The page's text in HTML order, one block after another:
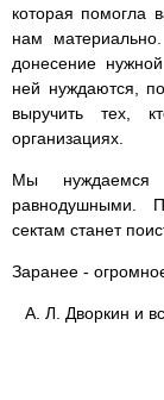
которая помогла
нам
донесение
ней нуждаются,
выручить тех,
организациях.
Мы
равнодушными.
сектам станет
Заранее -
А. Л. Дворкин и